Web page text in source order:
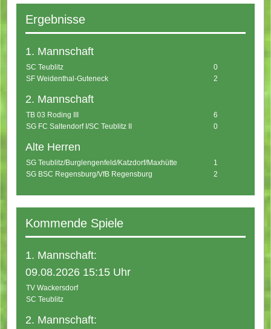
Ergebnisse
1. Mannschaft
SC Teublitz
0
SF Weidenthal-Guteneck
2
2. Mannschaft
TB 03 Roding III
6
SG FC Saltendorf I/SC Teublitz II
0
Alte Herren
SG Teublitz/Burglengenfeld/Katzdorf/Maxhütte
1
SG BSC Regensburg/VfB Regensburg
2
Kommende Spiele
1. Mannschaft:
09.08.2026 15:15 Uhr
TV Wackersdorf
SC Teublitz
2. Mannschaft: